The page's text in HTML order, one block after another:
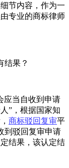
节内容，作为一
专业的商标律师
结果？
应当自收到申请
”，根据国家知
商标驳回复审平
到驳回复审申请
结果，该认定结